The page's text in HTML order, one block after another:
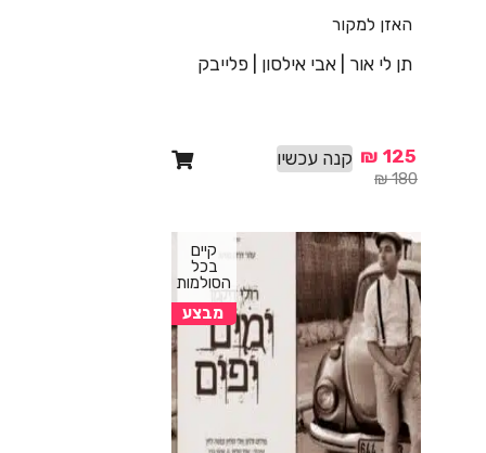
האזן למקור
תן לי אור | אבי אילסון | פלייבק
₪180
₪ 125 קנה עכשיו
קיים
בכל
הסולמות
מבצע